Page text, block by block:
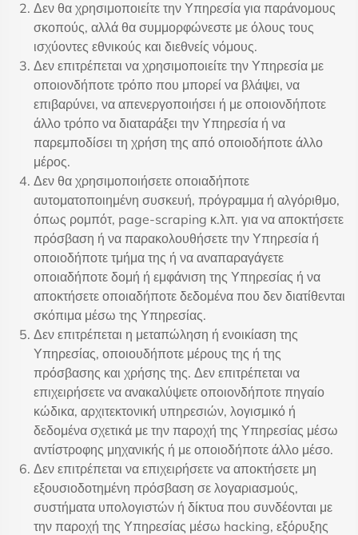
Δεν θα χρησιμοποιείτε την Υπηρεσία για παράνομους
σκοπούς, αλλά θα συμμορφώνεστε με όλους τους
ισχύοντες εθνικούς και διεθνείς νόμους.
Δεν επιτρέπεται να χρησιμοποιείτε την Υπηρεσία με
οποιονδήποτε τρόπο που μπορεί να βλάψει, να
επιβαρύνει, να απενεργοποιήσει ή με οποιονδήποτε
άλλο τρόπο να διαταράξει την Υπηρεσία ή να
παρεμποδίσει τη χρήση της από οποιοδήποτε άλλο
μέρος.
Δεν θα χρησιμοποιήσετε οποιαδήποτε
αυτοματοποιημένη συσκευή, πρόγραμμα ή αλγόριθμο,
όπως ρομπότ, page-scraping κ.λπ. για να αποκτήσετε
πρόσβαση ή να παρακολουθήσετε την Υπηρεσία ή
οποιοδήποτε τμήμα της ή να αναπαραγάγετε
οποιαδήποτε δομή ή εμφάνιση της Υπηρεσίας ή να
αποκτήσετε οποιαδήποτε δεδομένα που δεν διατίθενται
σκόπιμα μέσω της Υπηρεσίας.
Δεν επιτρέπεται η μεταπώληση ή ενοικίαση της
Υπηρεσίας, οποιουδήποτε μέρους της ή της
πρόσβασης και χρήσης της. Δεν επιτρέπεται να
επιχειρήσετε να ανακαλύψετε οποιονδήποτε πηγαίο
κώδικα, αρχιτεκτονική υπηρεσιών, λογισμικό ή
δεδομένα σχετικά με την παροχή της Υπηρεσίας μέσω
αντίστροφης μηχανικής ή με οποιοδήποτε άλλο μέσο.
Δεν επιτρέπεται να επιχειρήσετε να αποκτήσετε μη
εξουσιοδοτημένη πρόσβαση σε λογαριασμούς,
συστήματα υπολογιστών ή δίκτυα που συνδέονται με
την παροχή της Υπηρεσίας μέσω hacking, εξόρυξης